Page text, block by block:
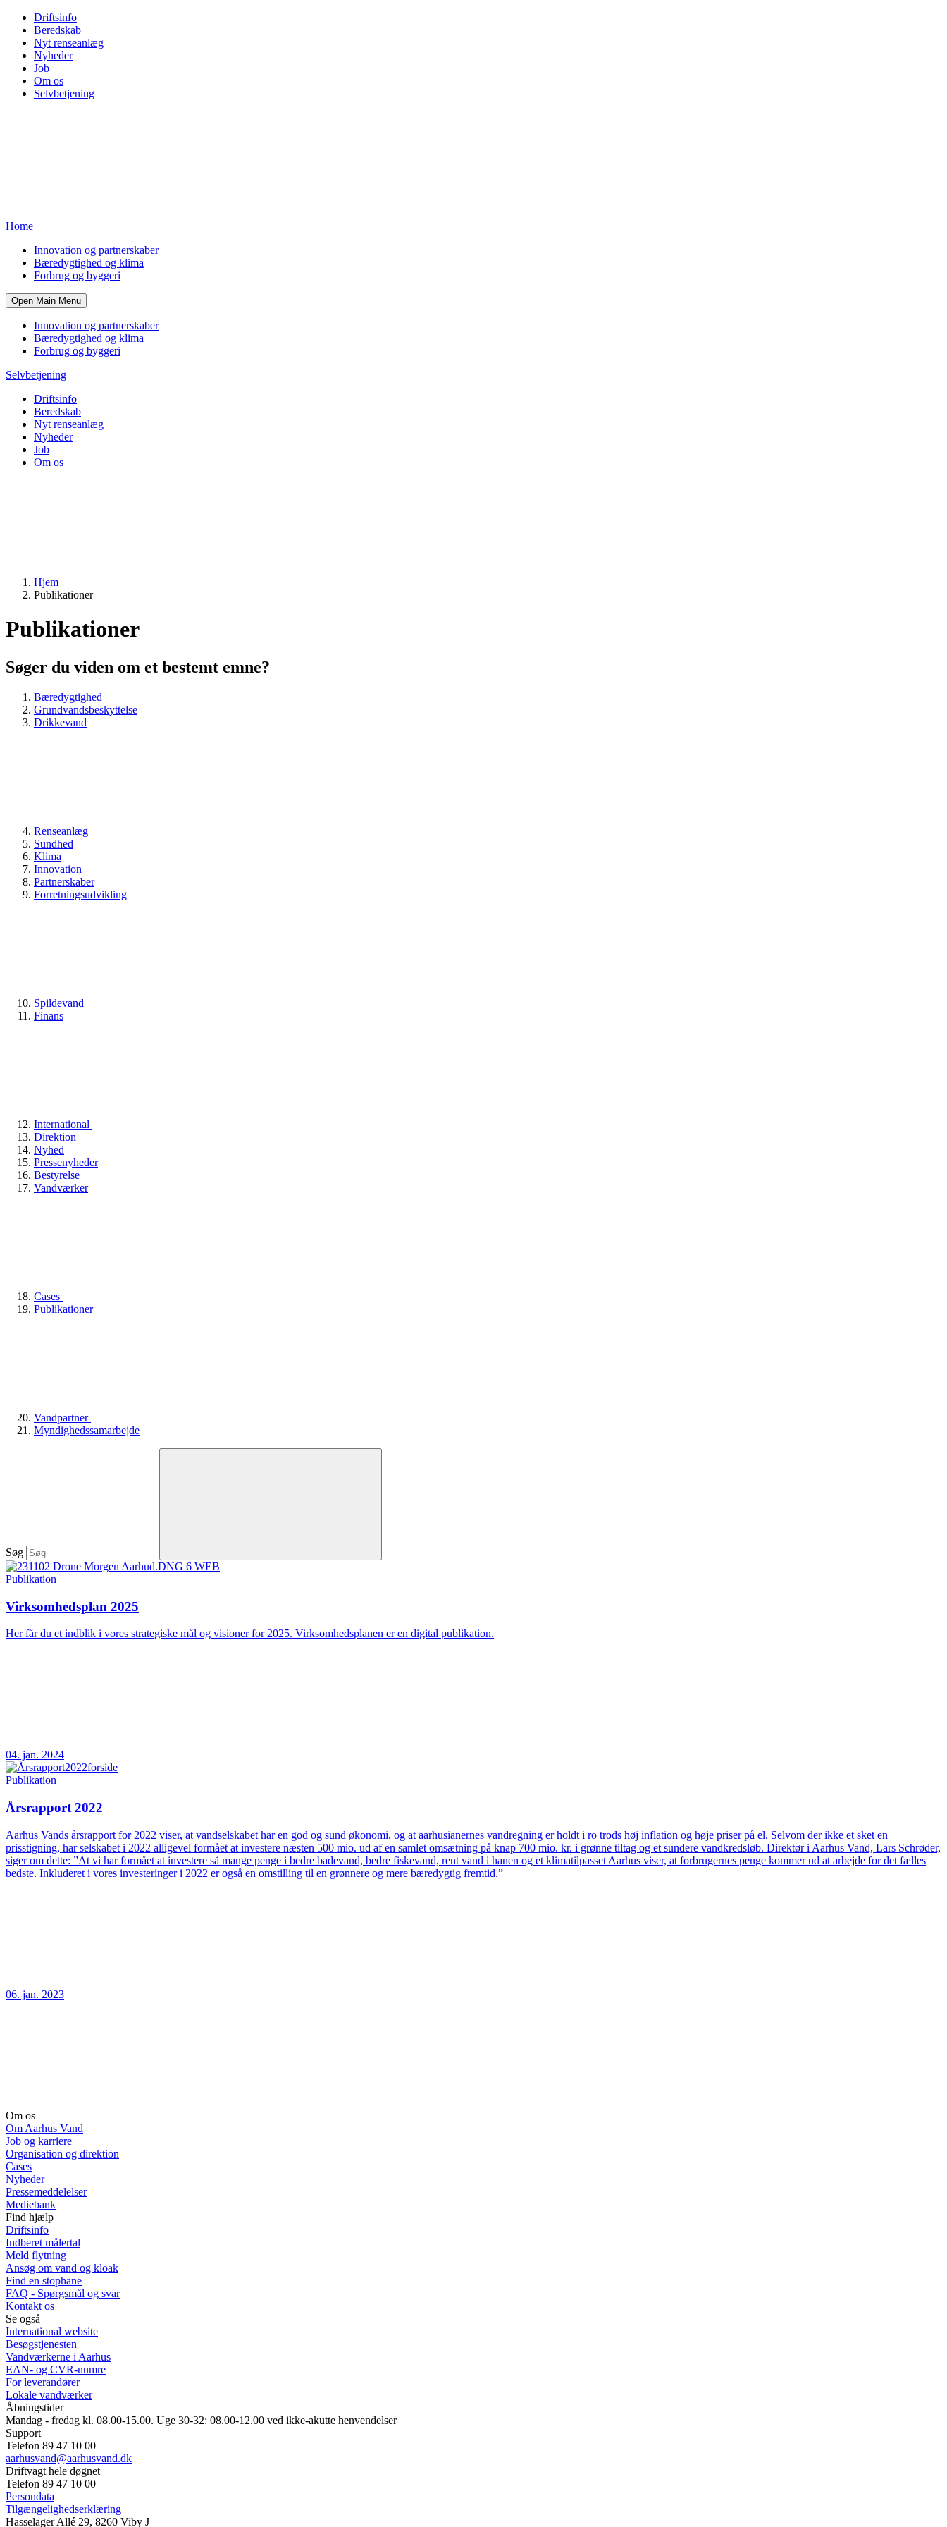
Driftsinfo
Beredskab
Nyt renseanlæg
Nyheder
Job
Om os
Selvbetjening
Home
Innovation og partnerskaber
Bæredygtighed og klima
Forbrug og byggeri
Open Main Menu
Innovation og partnerskaber
Bæredygtighed og klima
Forbrug og byggeri
Selvbetjening
Driftsinfo
Beredskab
Nyt renseanlæg
Nyheder
Job
Om os
Hjem
Publikationer
Publikationer
Søger du viden om et bestemt emne?
Bæredygtighed
Grundvandsbeskyttelse
Drikkevand
Renseanlæg
Sundhed
Klima
Innovation
Partnerskaber
Forretningsudvikling
Spildevand
Finans
International
Direktion
Nyhed
Pressenyheder
Bestyrelse
Vandværker
Cases
Publikationer
Vandpartner
Myndighedssamarbejde
Søg
Publikation
Virksomhedsplan 2025
Her får du et indblik i vores strategiske mål og visioner for 2025. Virksomhedsplanen er en digital publikation.
04. jan. 2024
Publikation
Årsrapport 2022
Aarhus Vands årsrapport for 2022 viser, at vandselskabet har en god og sund økonomi, og at aarhusianernes vandregning er holdt i ro trods høj inflation og høje priser på el. Selvom der ikke et sket en
prisstigning, har selskabet i 2022 alligevel formået at investere næsten 500 mio. ud af en samlet omsætning på knap 700 mio. kr. i grønne tiltag og et sundere vandkredsløb. Direktør i Aarhus Vand, Lars Schrøder,
siger om dette: ”At vi har formået at investere så mange penge i bedre badevand, bedre fiskevand, rent vand i hanen og et klimatilpasset Aarhus viser, at forbrugernes penge kommer ud at arbejde for det fælles
bedste. Inkluderet i vores investeringer i 2022 er også en omstilling til en grønnere og mere bæredygtig fremtid.”
06. jan. 2023
Om os
Om Aarhus Vand
Job og karriere
Organisation og direktion
Cases
Nyheder
Pressemeddelelser
Mediebank
Find hjælp
Driftsinfo
Indberet målertal
Meld flytning
Ansøg om vand og kloak
Find en stophane
FAQ - Spørgsmål og svar
Kontakt os
Se også
International website
Besøgstjenesten
Vandværkerne i Aarhus
EAN- og CVR-numre
For leverandører
Lokale vandværker
Åbningstider
Mandag - fredag kl. 08.00-15.00. Uge 30-32: 08.00-12.00 ved ikke-akutte henvendelser
Support
Telefon 89 47 10 00
aarhusvand@aarhusvand.dk
Driftvagt hele døgnet
Telefon 89 47 10 00
Persondata
Tilgængelighedserklæring
Hasselager Allé 29, 8260 Viby J